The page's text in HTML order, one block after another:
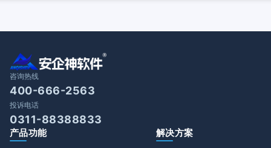
咨询热线
400-666-2563
投诉电话
0311-88388833
产品功能 解决方案